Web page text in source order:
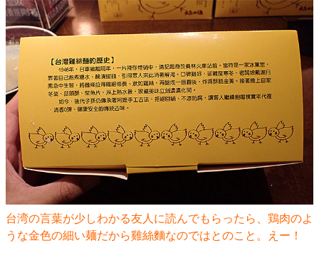
台湾の言葉が少しわかる友人に読んでもらったら、鶏肉のよ
うな金色の細い麺だから雞絲麵なのではとのこと。えー！